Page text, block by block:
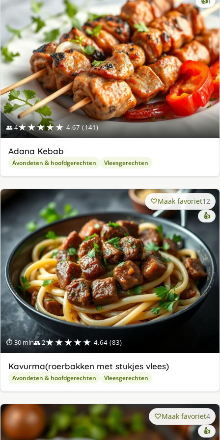
👥 4★★★★★ 4.67 (141)
Adana Kebab
Avondeten & hoofdgerechten Vleesgerechten
⏱ 30 min👥 2★★★★★ 4.64 (83)
Maak favoriet12
👍
Kavurma(roerbakken met stukjes vlees)
Avondeten & hoofdgerechten Vleesgerechten
Maak favoriet4
👍